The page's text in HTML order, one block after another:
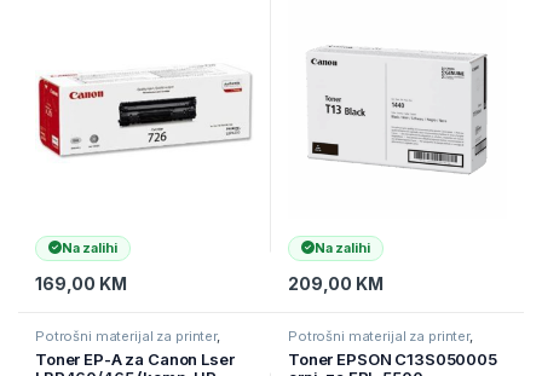
Na zalihi
169,00 KM
Na zalihi
209,00 KM
Potrošni materijal za printer,
Toner EP-A za Canon Lser
Potrošni materijal za printer,
Toner EPSON C13S050005